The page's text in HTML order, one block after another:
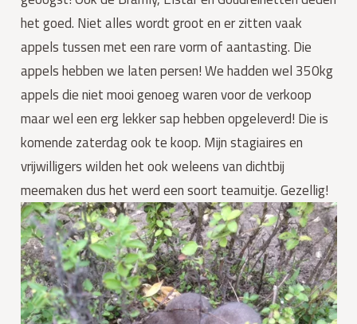
het goed. Niet alles wordt groot en er zitten vaak
appels tussen met een rare vorm of aantasting. Die
appels hebben we laten persen! We hadden wel 350kg
appels die niet mooi genoeg waren voor de verkoop
maar wel een erg lekker sap hebben opgeleverd! Die is
komende zaterdag ook te koop. Mijn stagiaires en
vrijwilligers wilden het ook weleens van dichtbij
meemaken dus het werd een soort teamuitje. Gezellig!